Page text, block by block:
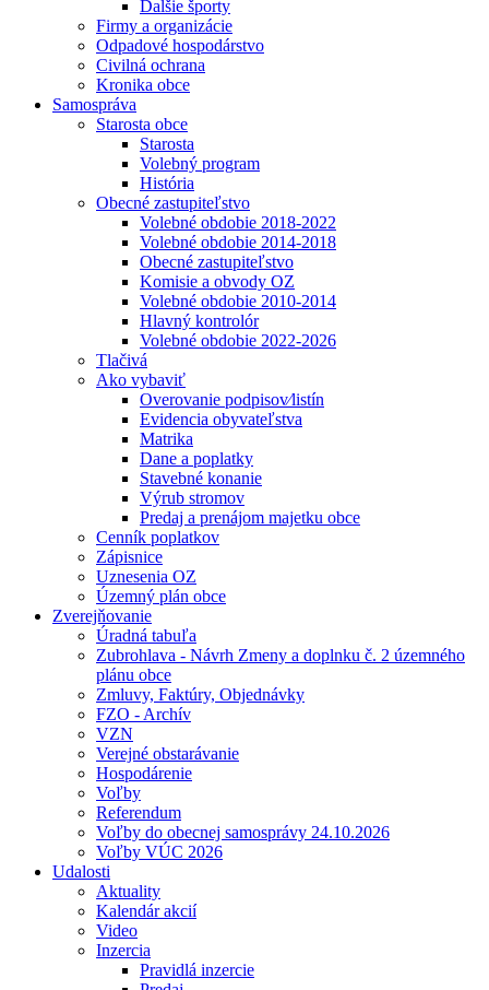
Ďalšie športy
Firmy a organizácie
Odpadové hospodárstvo
Civilná ochrana
Kronika obce
Samospráva
Starosta obce
Starosta
Volebný program
História
Obecné zastupiteľstvo
Volebné obdobie 2018-2022
Volebné obdobie 2014-2018
Obecné zastupiteľstvo
Komisie a obvody OZ
Volebné obdobie 2010-2014
Hlavný kontrolór
Volebné obdobie 2022-2026
Tlačivá
Ako vybaviť
Overovanie podpisov⁄listín
Evidencia obyvateľstva
Matrika
Dane a poplatky
Stavebné konanie
Výrub stromov
Predaj a prenájom majetku obce
Cenník poplatkov
Zápisnice
Uznesenia OZ
Územný plán obce
Zverejňovanie
Úradná tabuľa
Zubrohlava - Návrh Zmeny a doplnku č. 2 územného
plánu obce
Zmluvy, Faktúry, Objednávky
FZO - Archív
VZN
Verejné obstarávanie
Hospodárenie
Voľby
Referendum
Voľby do obecnej samosprávy 24.10.2026
Voľby VÚC 2026
Udalosti
Aktuality
Kalendár akcií
Video
Inzercia
Pravidlá inzercie